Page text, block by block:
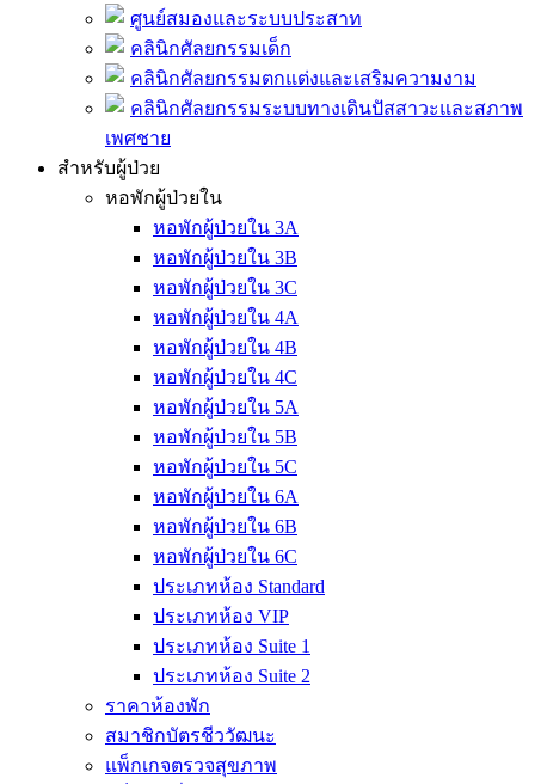
ศูนย์สมองและระบบประสาท
คลินิกศัลยกรรมเด็ก
คลินิกศัลยกรรมตกแต่งและเสริมความงาม
คลินิกศัลยกรรมระบบทางเดินปัสสาวะและสภาพ
เพศชาย
สำหรับผู้ป่วย
หอพักผู้ป่วยใน
หอพักผู้ป่วยใน 3A
หอพักผู้ป่วยใน 3B
หอพักผู้ป่วยใน 3C
หอพักผู้ป่วยใน 4A
หอพักผู้ป่วยใน 4B
หอพักผู้ป่วยใน 4C
หอพักผู้ป่วยใน 5A
หอพักผู้ป่วยใน 5B
หอพักผู้ป่วยใน 5C
หอพักผู้ป่วยใน 6A
หอพักผู้ป่วยใน 6B
หอพักผู้ป่วยใน 6C
ประเภทห้อง Standard
ประเภทห้อง VIP
ประเภทห้อง Suite 1
ประเภทห้อง Suite 2
ราคาห้องพัก
สมาชิกบัตรชีววัฒนะ
แพ็กเกจตรวจสุขภาพ